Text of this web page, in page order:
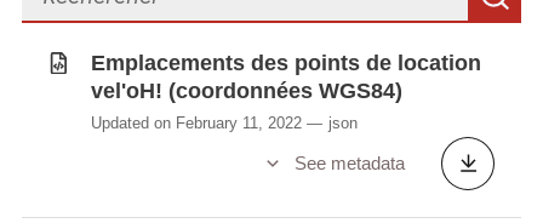
Emplacements des points de location
vel'oH! (coordonnées WGS84)
Updated on February 11, 2022 json
See metadata